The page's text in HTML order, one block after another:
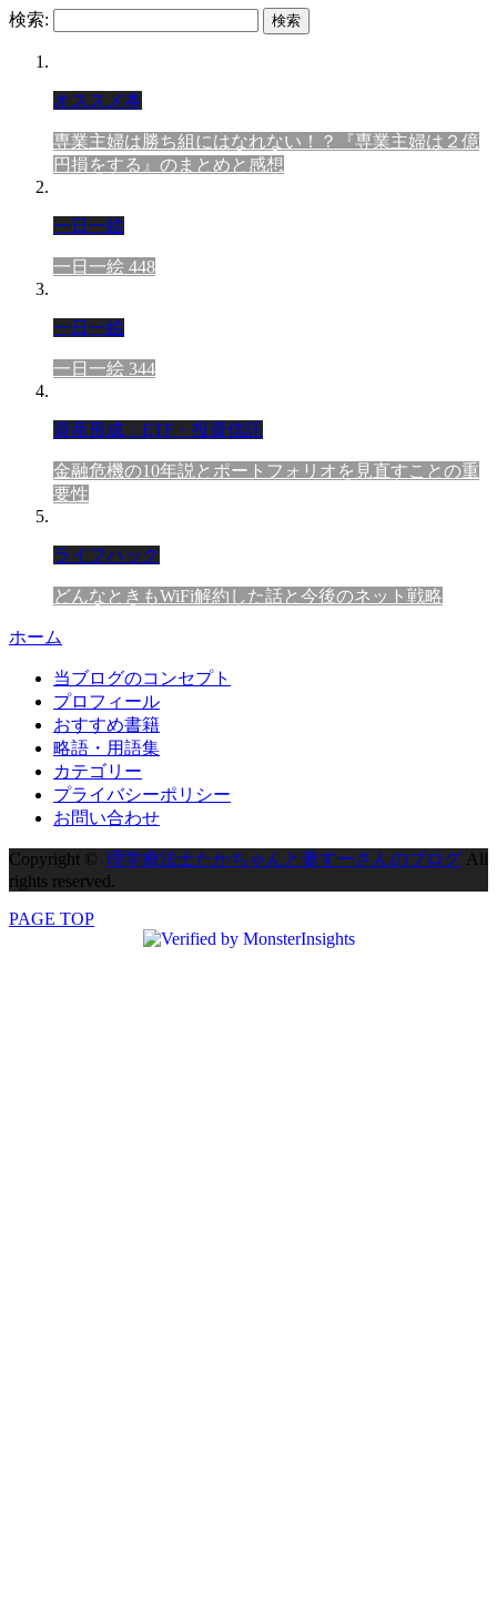
検索:
オススメ本
専業主婦は勝ち組にはなれない！？『専業主婦は２億
円損をする』のまとめと感想
一日一絵
一日一絵 448
一日一絵
一日一絵 344
資産形成：ETF・投資信託
金融危機の10年説とポートフォリオを見直すことの重
要性
ライフハック
どんなときもWiFi解約した話と今後のネット戦略
ホーム
当ブログのコンセプト
プロフィール
おすすめ書籍
略語・用語集
カテゴリー
プライバシーポリシー
お問い合わせ
Copyright © 理学療法士たかちゃんと妻すーさんのブログ All
rights reserved.
PAGE TOP